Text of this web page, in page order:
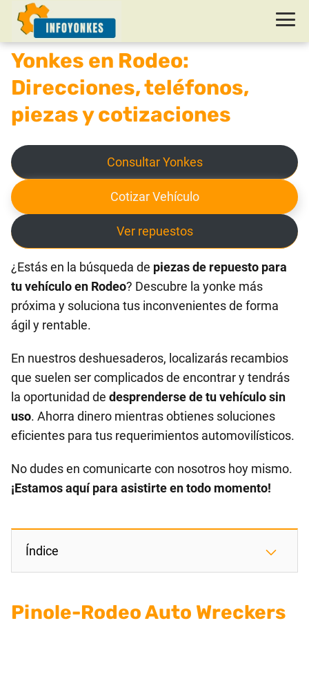
Yonkes en Rodeo:
Direcciones, teléfonos,
piezas y cotizaciones
Consultar Yonkes
Cotizar Vehículo
Ver repuestos
¿Estás en la búsqueda de piezas de repuesto para
tu vehículo en Rodeo? Descubre la yonke más
próxima y soluciona tus inconvenientes de forma
ágil y rentable.
En nuestros deshuesaderos, localizarás recambios
que suelen ser complicados de encontrar y tendrás
la oportunidad de desprenderse de tu vehículo sin
uso. Ahorra dinero mientras obtienes soluciones
eficientes para tus requerimientos automovilísticos.
No dudes en comunicarte con nosotros hoy mismo.
¡Estamos aquí para asistirte en todo momento!
Índice
Pinole-Rodeo Auto Wreckers